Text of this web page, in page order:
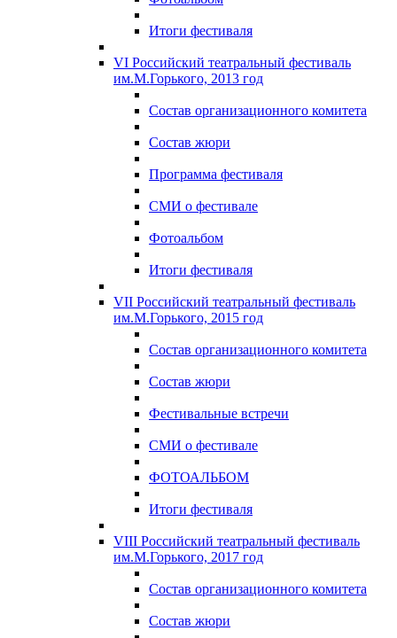
Итоги фестиваля
VI Российский театральный фестиваль
им.М.Горького, 2013 год
Состав организационного комитета
Состав жюри
Программа фестиваля
СМИ о фестивале
Фотоальбом
Итоги фестиваля
VII Российский театральный фестиваль
им.М.Горького, 2015 год
Состав организационного комитета
Состав жюри
Фестивальные встречи
СМИ о фестивале
ФОТОАЛЬБОМ
Итоги фестиваля
VIII Российский театральный фестиваль
им.М.Горького, 2017 год
Состав организационного комитета
Состав жюри